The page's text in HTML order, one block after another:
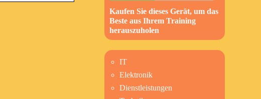
Kaufen Sie dieses Gerät, um das
Beste aus Ihrem Training
herauszuholen
IT
Elektronik
Dienstleistungen